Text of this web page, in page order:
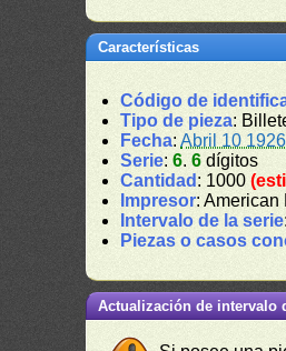
Características
Código de
Tipo de pieza:
Fecha:Abril 10 1926
Serie:6.6 dígitos
Cantidad : 1000
Impresor: American
Intervalo de la serie:
Piezas o casos
Actualización de intervalo